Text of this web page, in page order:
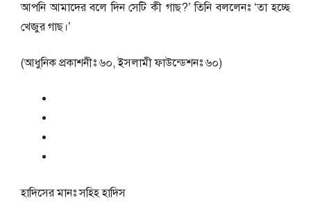
আপনি আমাদের বলে দিন সেটি কী গাছ?’ তিনি বললেনঃ ‘তা হচ্ছে
খেজুর গাছ।’
(আধুনিক প্রকাশনীঃ ৬০, ইসলামী ফাউন্ডেশনঃ ৬০)
হাদিসের মানঃসহিহ হাদিস